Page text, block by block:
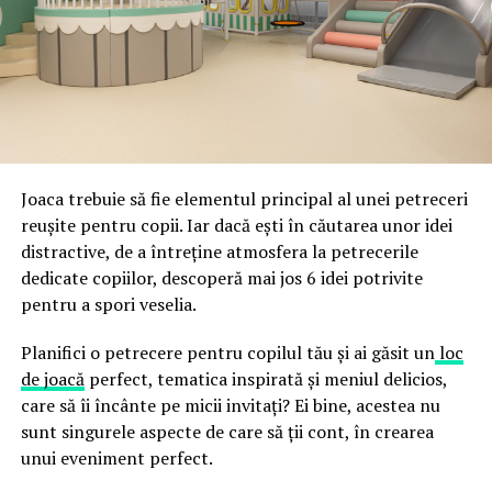
acestor decizii tehnice cu identitatea vizuală a unității,
astfel încât confortul și estetica să funcționeze
împreună, nu în tensiune una cu cealaltă, pe toată
durata de viață a amenajării, indiferent de câte sezoane
ceea ce crește riscul de email spoofing, phishing și
fraude care exploatează încrederea în brand.
Directoratul Național de Securitate Cibernetică (DNSC)
financiare. Instituția recomandă verificarea atentă a
sursei mesajelor și raportarea incidentelor la numărul
unic 1911.
Campaniile identificate în ultimele săptămâni folosesc
false de streaming, coduri QR malițioase și mesaje care
promit bilete, rambursări, premii sau acces gratuit la
meciuri. FBI a emis în luna mai un avertisment privind
site-urile care clonează platforma oficială prin
modificări minore ale denumirii domeniului, precum
Joaca trebuie să fie elementul principal al unei petreceri
reușite pentru copii. Iar dacă ești în căutarea unor idei
distractive, de a întreține atmosfera la petrecerile
dedicate copiilor, descoperă mai jos 6 idei potrivite
pentru a spori veselia.
Planifici o petrecere pentru copilul tău și ai găsit unloc
de joacăperfect, tematica inspirată și meniul delicios,
care să îi încânte pe micii invitați? Ei bine, acestea nu
sunt singurele aspecte de care să ții cont, în crearea
unui eveniment perfect.